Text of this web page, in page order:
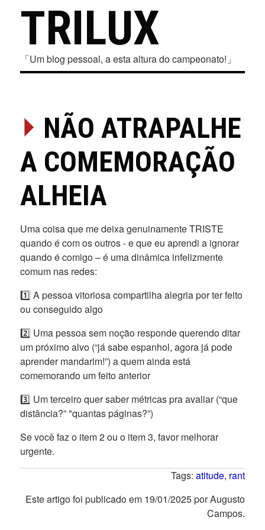
TRILUX
「Um blog pessoal, a esta altura do campeonato!」
⏵ NÃO ATRAPALHE
A COMEMORAÇÃO
ALHEIA
Uma coisa que me deixa genuinamente TRISTE
quando é com os outros - e que eu aprendi a ignorar
quando é comigo – é uma dinâmica infelizmente
comum nas redes:
1️⃣ A pessoa vitoriosa compartilha alegria por ter feito
ou conseguido algo
2️⃣ Uma pessoa sem noção responde querendo ditar
um próximo alvo (“já sabe espanhol, agora já pode
aprender mandarim!”) a quem ainda está
comemorando um feito anterior
3️⃣ Um terceiro quer saber métricas pra avaliar (“que
distância?” "quantas páginas?”)
Se você faz o item 2 ou o item 3, favor melhorar
urgente.
Tags:atitude, rant
Este artigo foi publicado em 19/01/2025 por Augusto
Campos.